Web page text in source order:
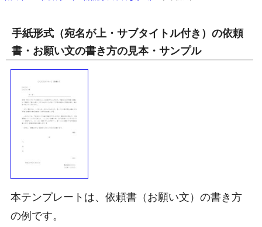
手紙形式（宛名が上・サブタイトル付き）の依頼
書・お願い文の書き方の見本・サンプル
本テンプレートは、依頼書（お願い文）の書き方
の例です。